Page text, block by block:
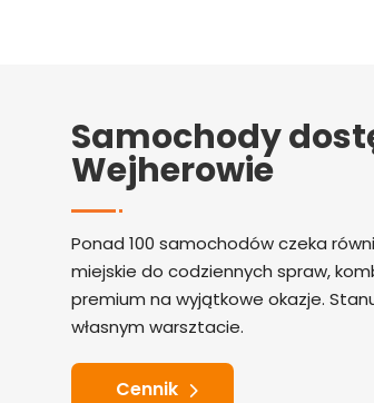
Samochody
Wejherowie
Ponad 100 samochodów czeka
miejskie do codziennych spraw,
premium na wyjątkowe okazje.
własnym warsztacie.
Cennik